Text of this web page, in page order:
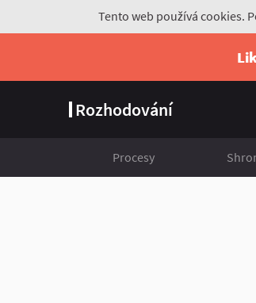
Tento web používá cookies.
Rozhodování
Procesy